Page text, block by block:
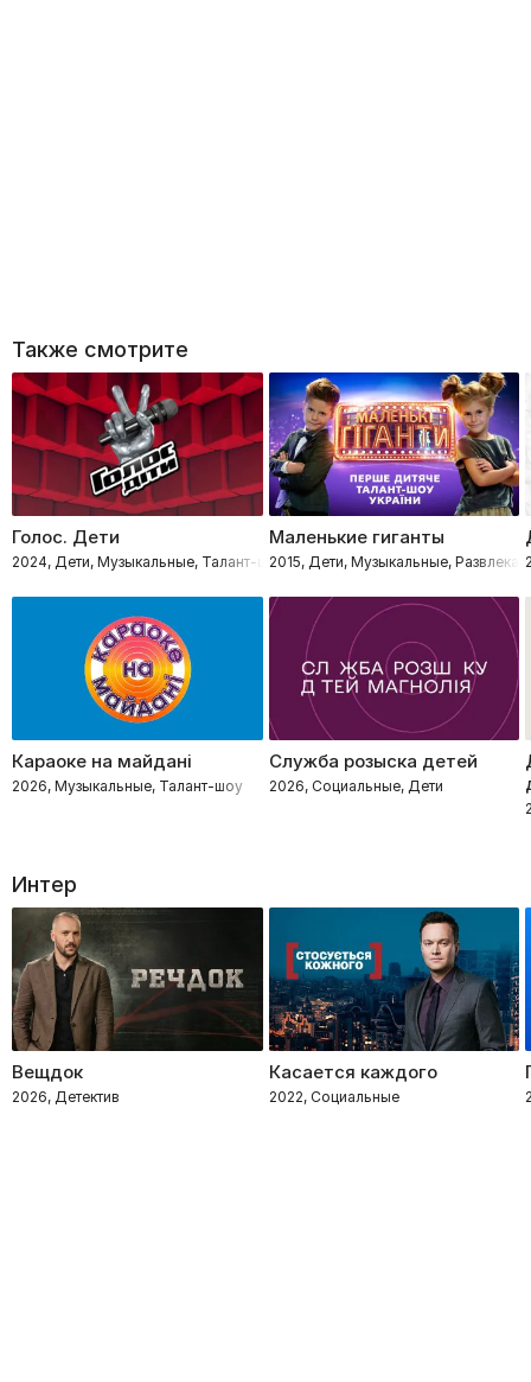
Также смотрите
Голос. Дети
2024, Дети, Музыкальные, Талант-шоу
Маленькие гиганты
2015, Дети, Музыкальные,
Караоке на майдані
2026, Музыкальные, Талант-шоу
Служба розыска детей
2026, Социальные, Дети
Интер
Вещдок
2026, Детектив
Касается каждого
2022, Социальные